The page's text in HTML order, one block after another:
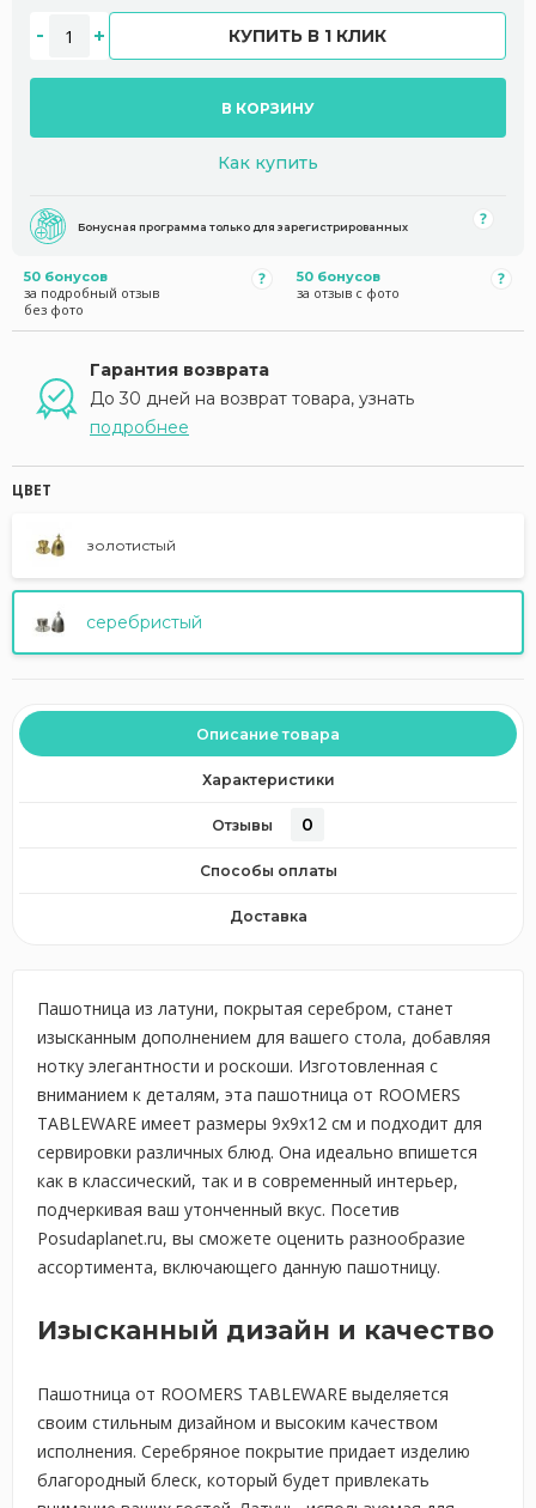
КУПИТЬ В 1 КЛИК
В КОРЗИНУ
Как купить
Бонусная программа только для зарегистрированных
50 бонусов
за подробный отзыв
без фото
50 бонусов
за отзыв с фото
Гарантия возврата
До 30 дней на возврат товара, узнать
подробнее
ЦВЕТ
золотистый
серебристый
Описание товара
Характеристики
Отзывы 0
Способы оплаты
Доставка
Пашотница из латуни, покрытая серебром, станет
изысканным дополнением для вашего стола, добавляя
нотку элегантности и роскоши. Изготовленная с
вниманием к деталям, эта пашотница от ROOMERS
TABLEWARE имеет размеры 9x9x12 см и подходит для
сервировки различных блюд. Она идеально впишется
как в классический, так и в современный интерьер,
подчеркивая ваш утонченный вкус. Посетив
Posudaplanet.ru, вы сможете оценить разнообразие
ассортимента, включающего данную пашотницу.
Изысканный дизайн и качество
Пашотница от ROOMERS TABLEWARE выделяется
своим стильным дизайном и высоким качеством
исполнения. Серебряное покрытие придает изделию
благородный блеск, который будет привлекать